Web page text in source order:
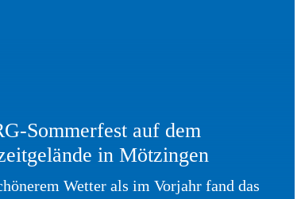
Sommerfest auf dem
in Mötzingen
Wetter als im Vorjahr fand das